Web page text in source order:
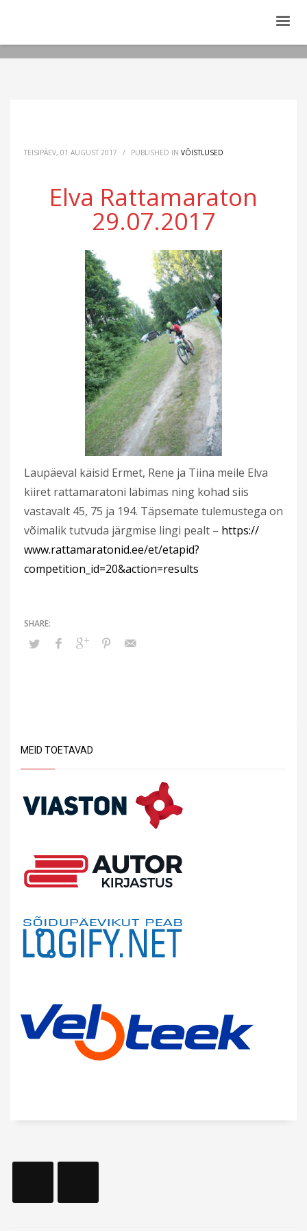
TEISIPÄEV, 01 AUGUST 2017 / PUBLISHED IN VÕISTLUSED
Elva Rattamaraton
29.07.2017
Laupäeval käisid Ermet, Rene ja Tiina meile Elva
kiiret rattamaratoni läbimas ning kohad siis
vastavalt 45, 75 ja 194. Täpsemate tulemustega on
võimalik tutvuda järgmise lingi pealt – https://
www.rattamaratonid.ee/et/etapid?
competition_id=20&action=results
MEID TOETAVAD